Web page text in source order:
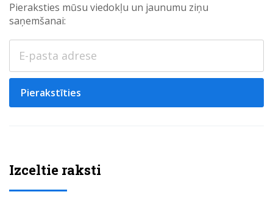
Pieraksties mūsu viedokļu un jaunumu ziņu
saņemšanai:
Pierakstīties
Izceltie raksti